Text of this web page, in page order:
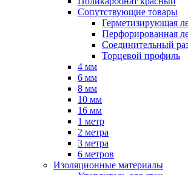
Сопутствующие товары
Герметизирующая
Перфорированная
Соединительный
Торцевой профиль
4 мм
6 мм
8 мм
10 мм
16 мм
1 метр
2 метра
3 метра
6 метров
Изоляционные материалы